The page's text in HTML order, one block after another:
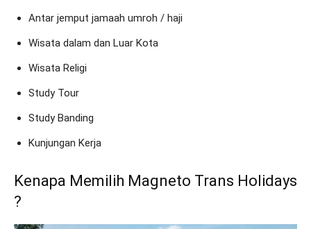
Antar jemput jamaah umroh / haji
Wisata dalam dan Luar Kota
Wisata Religi
Study Tour
Study Banding
Kunjungan Kerja
Kenapa Memilih Magneto Trans Holidays
?